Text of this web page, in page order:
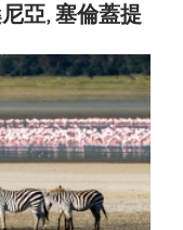
尼亞, 塞倫蓋提